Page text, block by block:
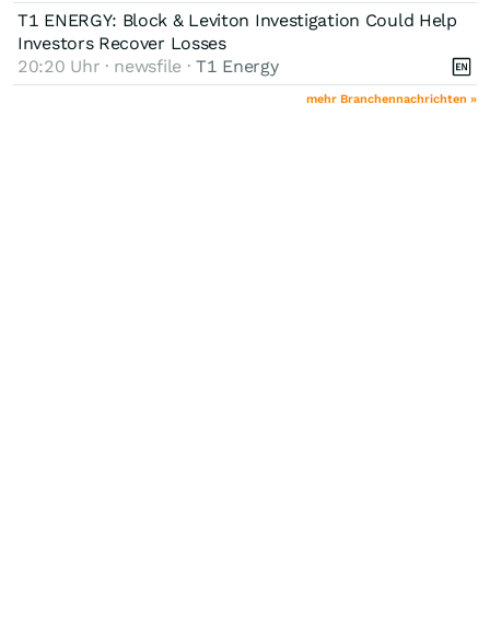
T1 ENERGY: Block & Leviton Investigation Could Help
Investors Recover Losses
20:20 Uhr · newsfile ·T1 Energy
mehr Branchennachrichten »